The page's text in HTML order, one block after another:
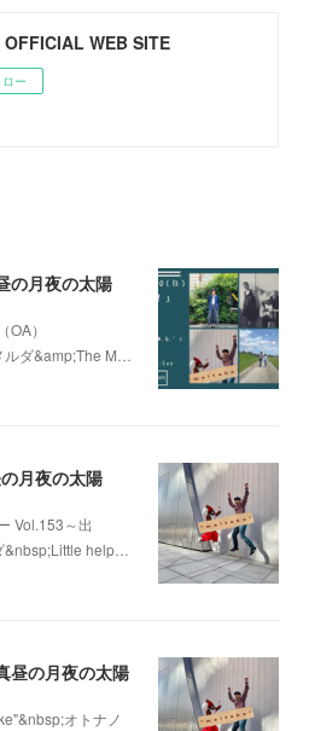
OFFICIAL WEB SITE
ー
の月夜の太陽
OA）
ダ&amp;The M…
月夜の太陽
Vol.153～出
help…
昼の月夜の太陽
オトナノ